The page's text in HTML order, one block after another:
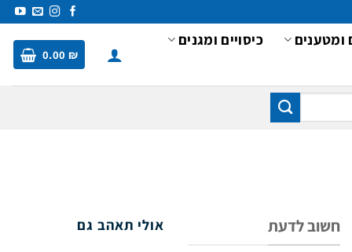
ומטענים
כיסויים ומגנים
0.00 ₪
חשוב לדעת אולי תאהב גם